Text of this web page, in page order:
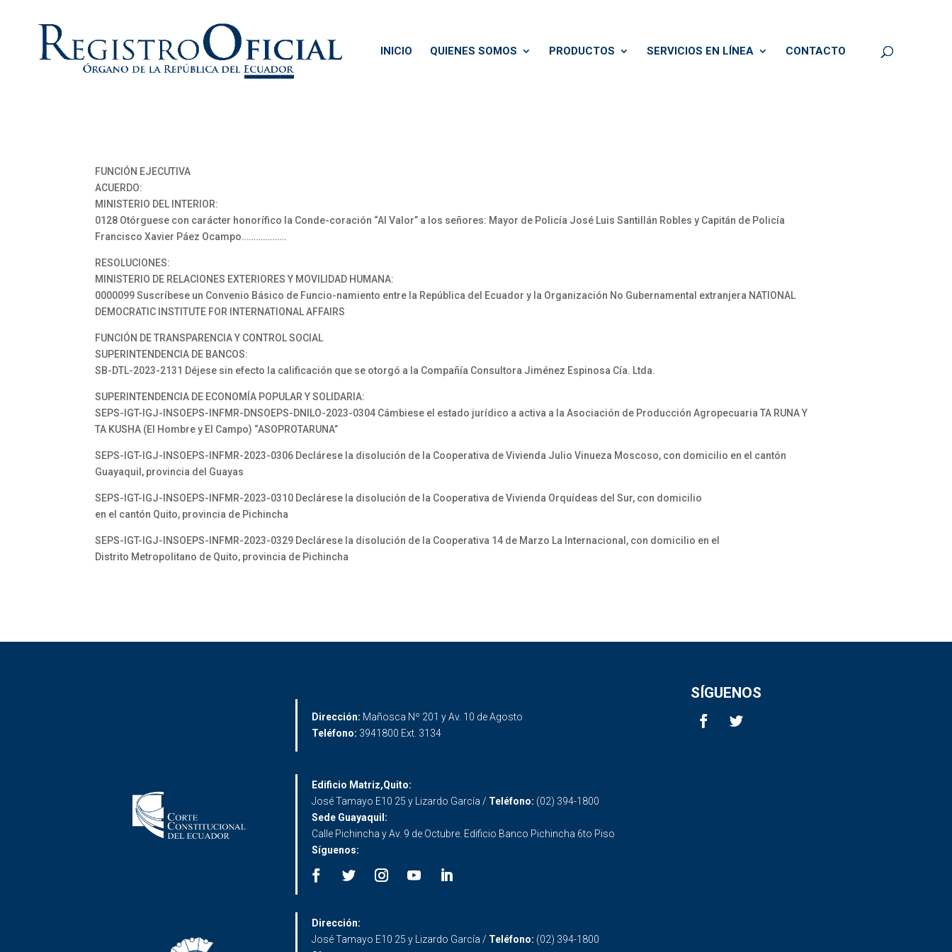
INICIO QUIENES SOMOS PRODUCTOS SERVICIOS EN LÍNEA CONTACTO
FUNCIÓN EJECUTIVA
ACUERDO:
MINISTERIO DEL INTERIOR:
0128 Otórguese con carácter honorífico la Conde-coración “Al Valor” a los señores: Mayor de Policía José Luis Santillán Robles y Capitán de Policía
Francisco Xavier Páez Ocampo……………….
RESOLUCIONES:
MINISTERIO DE RELACIONES EXTERIORES Y MOVILIDAD HUMANA:
0000099 Suscríbese un Convenio Básico de Funcio-namiento entre la República del Ecuador y la Organización No Gubernamental extranjera NATIONAL
DEMOCRATIC INSTITUTE FOR INTERNATIONAL AFFAIRS
FUNCIÓN DE TRANSPARENCIA Y CONTROL SOCIAL
SUPERINTENDENCIA DE BANCOS:
SB-DTL-2023-2131 Déjese sin efecto la calificación que se otorgó a la Compañía Consultora Jiménez Espinosa Cía. Ltda.
SUPERINTENDENCIA DE ECONOMÍA POPULAR Y SOLIDARIA:
SEPS-IGT-IGJ-INSOEPS-INFMR-DNSOEPS-DNILO-2023-0304 Cámbiese el estado jurídico a activa a la Asociación de Producción Agropecuaria TA RUNA Y
TA KUSHA (El Hombre y El Campo) “ASOPROTARUNA”
SEPS-IGT-IGJ-INSOEPS-INFMR-2023-0306 Declárese la disolución de la Cooperativa de Vivienda Julio Vinueza Moscoso, con domicilio en el cantón
Guayaquil, provincia del Guayas
SEPS-IGT-IGJ-INSOEPS-INFMR-2023-0310 Declárese la disolución de la Cooperativa de Vivienda Orquídeas del Sur, con domicilio
en el cantón Quito, provincia de Pichincha
SEPS-IGT-IGJ-INSOEPS-INFMR-2023-0329 Declárese la disolución de la Cooperativa 14 de Marzo La Internacional, con domicilio en el
Distrito Metropolitano de Quito, provincia de Pichincha
Dirección: Mañosca Nº 201 y Av. 10 de Agosto
Teléfono: 3941800 Ext. 3134
SÍGUENOS
Edificio Matriz,Quito:
José Tamayo E10 25 y Lizardo García / Teléfono: (02) 394-1800
Sede Guayaquil:
Calle Pichincha y Av. 9 de Octubre. Edificio Banco Pichincha 6to Piso
Síguenos:
Dirección:
José Tamayo E10 25 y Lizardo García / Teléfono: (02) 394-1800